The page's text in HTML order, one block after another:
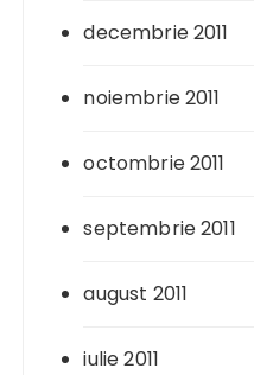
decembrie 2011
noiembrie 2011
octombrie 2011
septembrie 2011
august 2011
iulie 2011